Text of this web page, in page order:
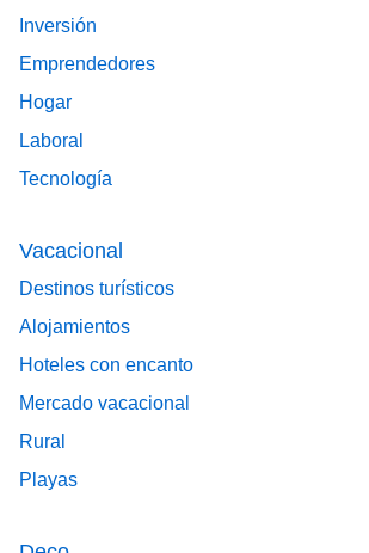
Inversión
Emprendedores
Hogar
Laboral
Tecnología
Vacacional
Destinos turísticos
Alojamientos
Hoteles con encanto
Mercado vacacional
Rural
Playas